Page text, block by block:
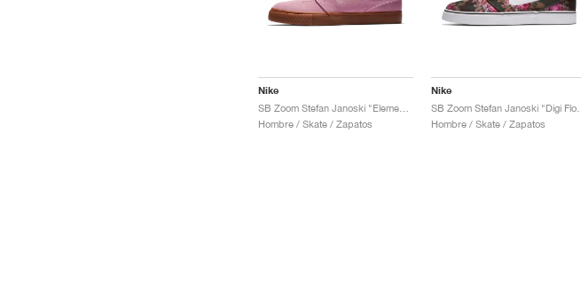
Nike
SB Zoom Stefan Janoski "Elemental Pink"
Hombre / Skate / Zapatos
Nike
Hombre / Skate / Zapatos